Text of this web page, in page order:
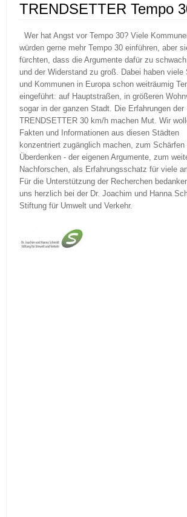
TRENDSETTER Tempo
Wer hat Angst vor Tempo 30? Viele
würden gerne mehr Tempo 30 einführen, aber
fürchten, dass die Argumente dafür zu
und der Widerstand zu groß. Dabei haben viele
und Kommunen in Europa schon weiträumig
eingeführt: auf Hauptstraßen, in größeren
sogar in der ganzen Stadt. Die Erfahrungen der
TRENDSETTER 30 km/h machen Mut. Wir
Fakten und Informationen aus diesen Städten
konzentriert zugänglich machen, zum Schärfen
Überdenken - der eigenen Argumente, zum
Nachforschen, als Erfahrungsschatz für viele
Für die Unterstützung der Recherchen
uns herzlich bei der Dr. Joachim und Hanna
Stiftung für Umwelt und Verkehr.